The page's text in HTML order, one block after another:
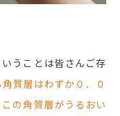
うことは皆さんご存
質層はわずか０．０
の角質層がうるおい